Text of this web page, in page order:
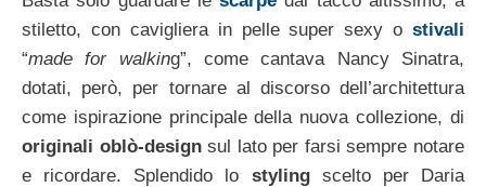
stiletto, con cavigliera in pelle super sexy o stivali
“made for walking”, come cantava Nancy Sinatra,
dotati, però, per tornare al discorso dell’architettura
come ispirazione principale della nuova collezione, di
originali oblò-designsul lato per farsi sempre notare
e ricordare. Splendido lo stylingscelto per Daria